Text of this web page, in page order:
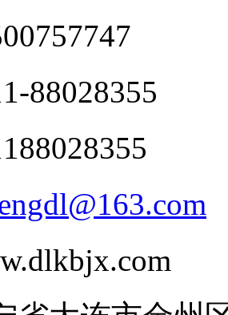
88028355